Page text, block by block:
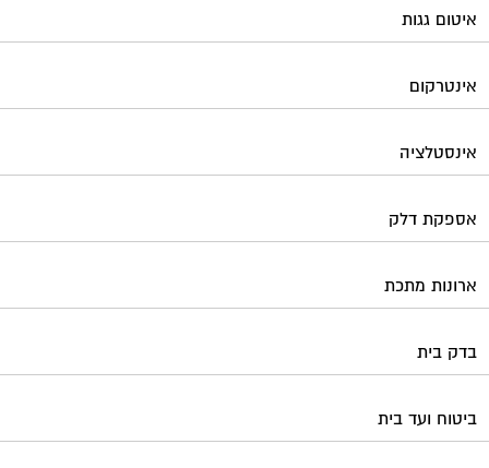
איטום גגות
אינטרקום
אינסטלציה
אספקת דלק
ארונות מתכת
בדק בית
ביטוח ועד בית